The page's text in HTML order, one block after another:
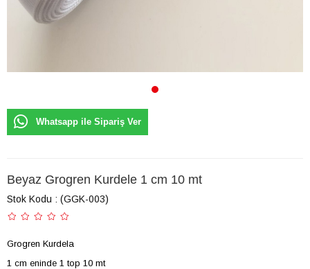
Whatsapp ile Sipariş Ver
Beyaz Grogren Kurdele 1 cm 10 mt
Stok Kodu (GGK-003)
Grogren Kurdela
1 cm eninde 1 top 10 mt